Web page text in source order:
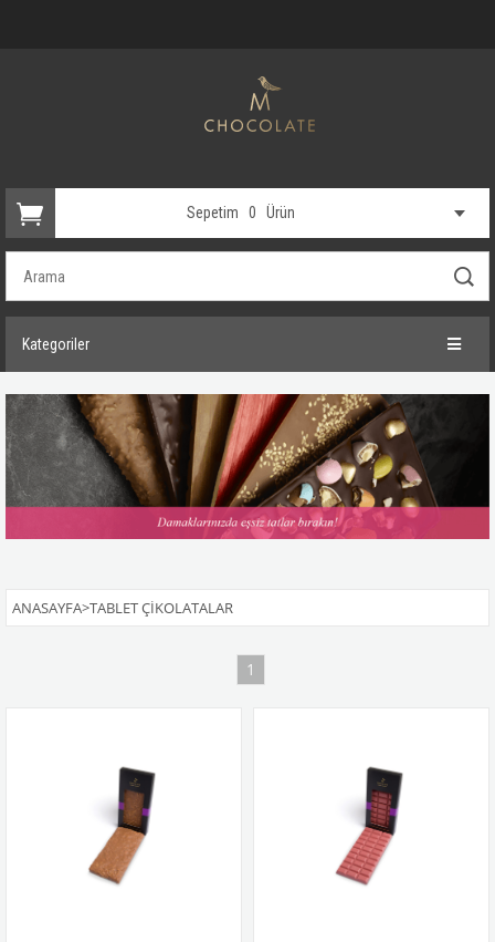
Sepetim 0 Ürün
Kategoriler
ANASAYFA>TABLET ÇIKOLATALAR
1